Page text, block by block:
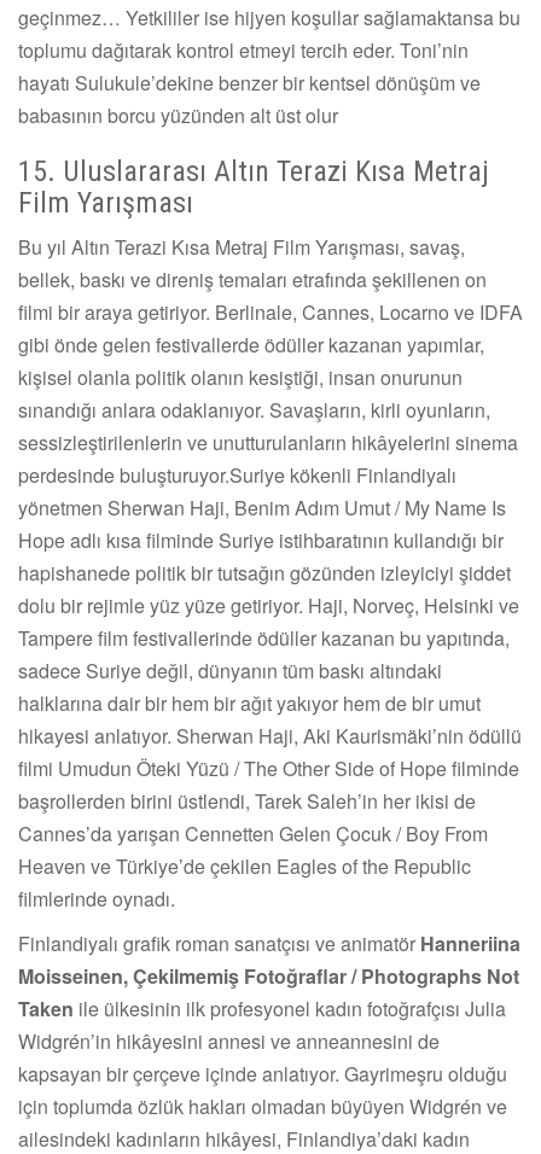
geçinmez… Yetkililer ise hijyen koşullar sağlamaktansa bu
toplumu dağıtarak kontrol etmeyi tercih eder. Toni’nin
hayatı Sulukule’dekine benzer bir kentsel dönüşüm ve
babasının borcu yüzünden alt üst olur
15. Uluslararası Altın Terazi Kısa Metraj
Film Yarışması
Bu yıl Altın Terazi Kısa Metraj Film Yarışması, savaş,
bellek, baskı ve direniş temaları etrafında şekillenen on
filmi bir araya getiriyor. Berlinale, Cannes, Locarno ve IDFA
gibi önde gelen festivallerde ödüller kazanan yapımlar,
kişisel olanla politik olanın kesiştiği, insan onurunun
sınandığı anlara odaklanıyor. Savaşların, kirli oyunların,
sessizleştirilenlerin ve unutturulanların hikâyelerini sinema
perdesinde buluşturuyor.Suriye kökenli Finlandiyalı
yönetmen Sherwan Haji, Benim Adım Umut / My Name Is
Hope adlı kısa filminde Suriye istihbaratının kullandığı bir
hapishanede politik bir tutsağın gözünden izleyiciyi şiddet
dolu bir rejimle yüz yüze getiriyor. Haji, Norveç, Helsinki ve
Tampere film festivallerinde ödüller kazanan bu yapıtında,
sadece Suriye değil, dünyanın tüm baskı altındaki
halklarına dair bir hem bir ağıt yakıyor hem de bir umut
hikayesi anlatıyor. Sherwan Haji, Aki Kaurismäki’nin ödüllü
filmi Umudun Öteki Yüzü / The Other Side of Hope filminde
başrollerden birini üstlendi, Tarek Saleh’in her ikisi de
Cannes’da yarışan Cennetten Gelen Çocuk / Boy From
Heaven ve Türkiye’de çekilen Eagles of the Republic
filmlerinde oynadı.
Finlandiyalı grafik roman sanatçısı ve animatör Hanneriina
Moisseinen, Çekilmemiş Fotoğraflar / Photographs Not
Taken ile ülkesinin ilk profesyonel kadın fotoğrafçısı Julia
Widgrén’in hikâyesini annesi ve anneannesini de
kapsayan bir çerçeve içinde anlatıyor. Gayrimeşru olduğu
için toplumda özlük hakları olmadan büyüyen Widgrén ve
ailesindeki kadınların hikâyesi, Finlandiya’daki kadın